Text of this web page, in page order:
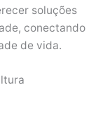
soluções
conectando
de vida.